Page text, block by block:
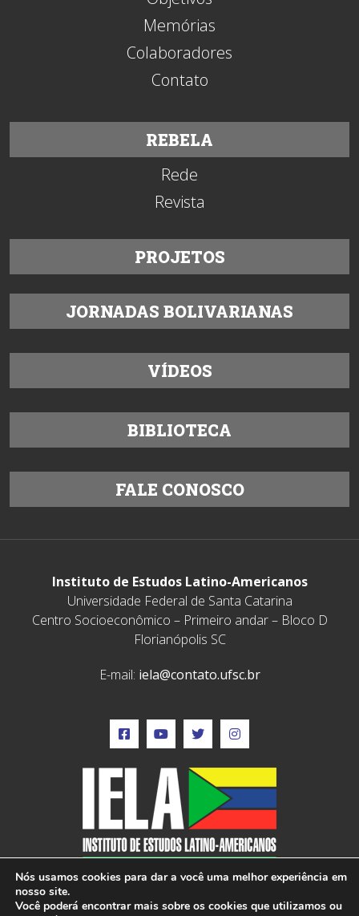
Memórias
Colaboradores
Contato
REBELA
Rede
Revista
PROJETOS
JORNADAS BOLIVARIANAS
VÍDEOS
BIBLIOTECA
FALE CONOSCO
Instituto de Estudos Latino-Americanos
Universidade Federal de Santa Catarina
Centro Socioeconômico – Primeiro andar – Bloco D
Florianópolis SC
E-mail: iela@contato.ufsc.br
Nós usamos cookies para dar a você uma melhor experiência em
nosso site.
Você poderá encontrar mais sobre os cookies que utilizamos ou